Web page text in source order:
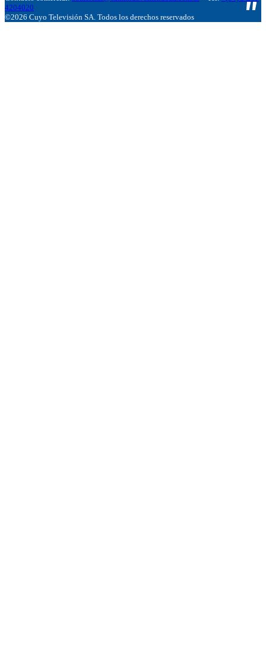
4204020
©2026 Cuyo Televisión SA. Todos los derechos reservados